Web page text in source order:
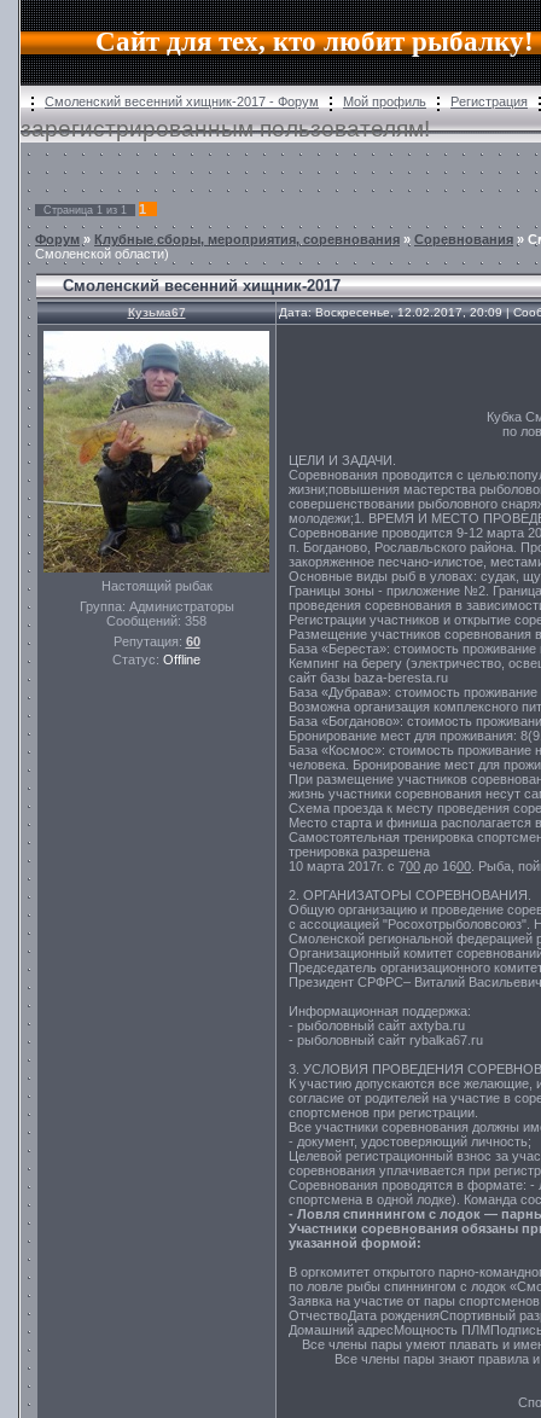
Сайт для тех, кто любит рыбалку!
Смоленский весенний хищник-2017 - Форум Мой профиль Регистрация
зарегистрированным пользователям!
Страница 1 из 1 1
Форум » Клубные сборы, мероприятия, соревнования » Cоревнования »
Смоленской области)
Смоленский весенний хищник-2017
Кузьма67 Дата: Воскресенье, 12.02.2017, 20:09 |
Настоящий рыбак
Группа: Администраторы
Сообщений: 358
Репутация: 60
Статус: Offline
Кубка
по
ЦЕЛИ И ЗАДАЧИ.
Соревнования проводится с
жизни;повышения мастерства
совершенствовании рыболовного
молодежи;1. ВРЕМЯ И МЕСТО
Соревнование проводится 9-12 марта
п. Богданово, Рославльского района.
закоряженное песчано-илистое,
Основные виды рыб в уловах: судак,
Границы зоны - приложение №2.
проведения соревнования в
Регистрации участников и открытие
Размещение участников соревнования
База «Береста»: стоимость
Кемпинг на берегу (электричество,
сайт базы baza-beresta.ru
База «Дубрава»: стоимость
Возможна организация комплексного
База «Богданово»: стоимость
Бронирование мест для проживания:
База «Космос»: стоимость проживание
человека. Бронирование мест для
При размещение участников
жизнь участники соревнования несут
Схема проезда к месту проведения
Место старта и финиша располагается
Самостоятельная тренировка
тренировка разрешена
10 марта 2017г. с 700 до 1600 . Рыба,
2. ОРГАНИЗАТОРЫ СОРЕВНОВАНИЯ.
Общую организацию и проведение
с ассоциацией "Росохотрыболовсоюз".
Смоленской региональной федерацией
Организационный комитет
Председатель организационного
Президент СРФРС– Виталий
Информационная поддержка:
- рыболовный сайт axtyba.ru
- рыболовный сайт rybalka67.ru
3. УСЛОВИЯ ПРОВЕДЕНИЯ
К участию допускаются все желающие,
согласие от родителей на участие в
спортсменов при регистрации.
Все участники соревнования должны
- документ, удостоверяющий личность;
Целевой регистрационный взнос за
соревнования уплачивается при
Соревнования проводятся в формате: -
спортсмена в одной лодке). Команда
- Ловля спиннингом с лодок —
Участники соревнования обязаны
указанной формой:
В оргкомитет открытого парно-
по ловле рыбы спиннингом с лодок
Заявка на участие от пары
ОтчествоДата рожденияСпортивный
Домашний адресМощность
Все члены пары умеют плавать и
Все члены пары знают правила